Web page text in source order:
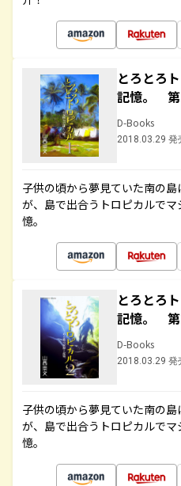
とろとろ
記憶。
D-Books
2018.03.29 発
子供の頃から夢見ていた南の
が、島で出合うトロピカルで
憶。
とろとろ
記憶。
D-Books
2018.03.29 発
子供の頃から夢見ていた南の
が、島で出合うトロピカルで
憶。